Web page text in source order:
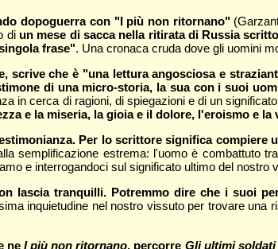
dopoguerra con "I più non ritornano"
di un mese di sacca nella ritirata di Russia
frase". Una cronaca cruda dove gli uomini
scrive che è "una lettura angosciosa e
di una micro-storia, la sua con i suoi
in cerca di ragioni, di spiegazioni e di un
e la miseria, la gioia e il dolore, l'eroismo e la
Per lo scrittore significa
semplificazione estrema: l'uomo è combattuto
e interrogandoci sul significato ultimo del nostro
lascia tranquilli. Potremmo dire che i suoi
inquietudine nel nostro vissuto per trovare una
neI più non ritornano, percorre Gli ultimi soldati